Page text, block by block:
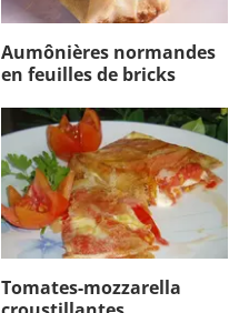
Aumônières normandes
en feuilles de bricks
Tomates-mozzarella